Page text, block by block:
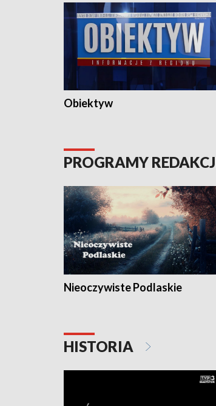
Obiektyw
PROGRAMY
Nieoczywiste Podlaskie
HISTORIA